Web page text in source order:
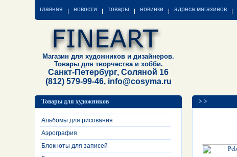
главная новости товары новинки адреса магазинов
Магазин для художников и дизайнеров.
Товары для творчества и хобби.
Санкт-Петербург, Соляной 16
(812) 579-99-46, info@cosyma.ru
Товары для художников
Альбомы для рисования
Аэрография
Блокноты для записей
> >